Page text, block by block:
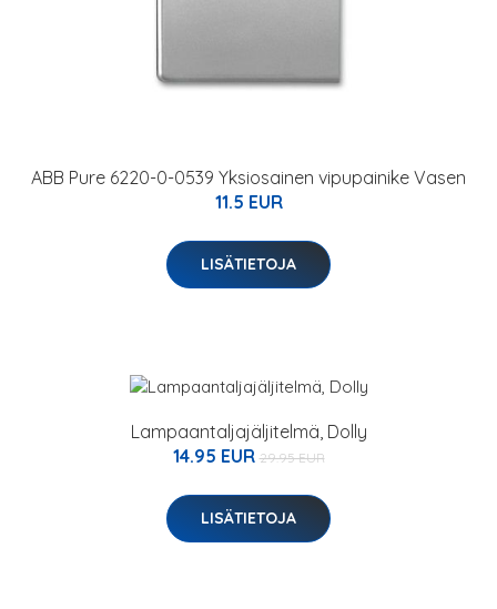
ABB Pure 6220-0-0539 Yksiosainen vipupainike Vasen
11.5 EUR
LISÄTIETOJA
Lampaantaljajäljitelmä, Dolly
14.95 EUR 29.95 EUR
LISÄTIETOJA